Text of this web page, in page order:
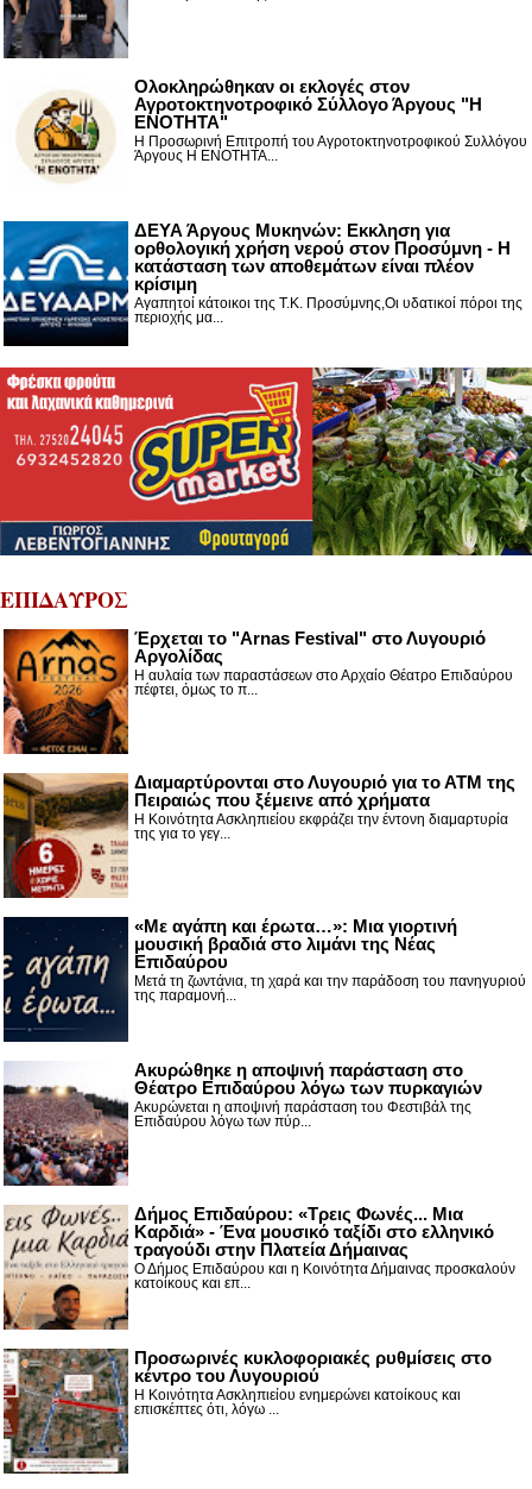
Ολοκληρώθηκαν οι εκλογές στον
Αγροτοκτηνοτροφικό Σύλλογο Άργους "Η
ΕΝΟΤΗΤΑ"
Η Προσωρινή Επιτροπή του Αγροτοκτηνοτροφικού Συλλόγου
Άργους Η ΕΝΟΤΗΤΑ...
ΔΕΥΑ Άργους Μυκηνών: Εκκληση για
ορθολογική χρήση νερού στον Προσύμνη - Η
κατάσταση των αποθεμάτων είναι πλέον
κρίσιμη
Αγαπητοί κάτοικοι της Τ.Κ. Προσύμνης,Οι υδατικοί πόροι της
περιοχής μα...
ΕΠΙΔΑΥΡΟΣ
Έρχεται το "Arnas Festival" στο Λυγουριό
Αργολίδας
Η αυλαία των παραστάσεων στο Αρχαίο Θέατρο Επιδαύρου
πέφτει, όμως το π...
Διαμαρτύρονται στο Λυγουριό για το ΑΤΜ της
Πειραιώς που ξέμεινε από χρήματα
Η Κοινότητα Ασκληπιείου εκφράζει την έντονη διαμαρτυρία
της για το γεγ...
«Με αγάπη και έρωτα…»: Μια γιορτινή
μουσική βραδιά στο λιμάνι της Νέας
Επιδαύρου
Μετά τη ζωντάνια, τη χαρά και την παράδοση του πανηγυριού
της παραμονή...
Ακυρώθηκε η αποψινή παράσταση στο
Θέατρο Επιδαύρου λόγω των πυρκαγιών
Ακυρώνεται η αποψινή παράσταση του Φεστιβάλ της
Επιδαύρου λόγω των πύρ...
Δήμος Επιδαύρου: «Τρεις Φωνές... Μια
Καρδιά» - Ένα μουσικό ταξίδι στο ελληνικό
τραγούδι στην Πλατεία Δήμαινας
Ο Δήμος Επιδαύρου και η Κοινότητα Δήμαινας προσκαλούν
κατοίκους και επ...
Προσωρινές κυκλοφοριακές ρυθμίσεις στο
κέντρο του Λυγουριού
Η Κοινότητα Ασκληπιείου ενημερώνει κατοίκους και
επισκέπτες ότι, λόγω ...